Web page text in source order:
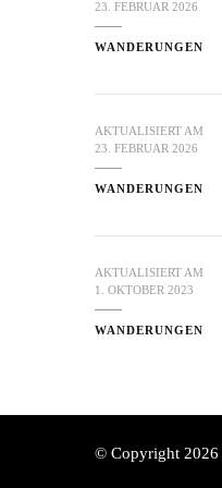
23. FEBRUAR 2026
WANDERUNGEN
AKTUALISIERT AM
23. FEBRUAR 2026
WANDERUNGEN
AKTUALISIERT AM
1. OKTOBER 2023
WANDERUNGEN
© Copyright 2026